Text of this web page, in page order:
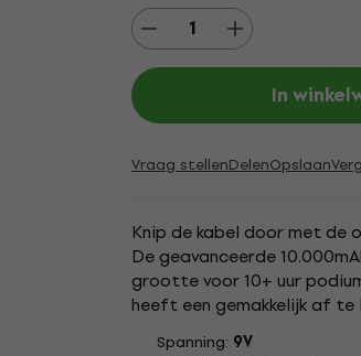
In
Vraag stellenDelenOpslaan
Knip de kabel door met de
De geavanceerde
grootte voor 10+ uur
heeft een gemakkelijk af te
nog hebt voordat het tijd is
Spanning: 9V